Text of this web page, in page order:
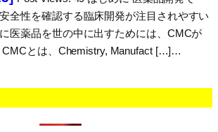
全性を確認する臨床開発が注目されやすい
医薬品を世の中に出すためには、CMCが
CMCとは、Chemistry, Manufact […]…